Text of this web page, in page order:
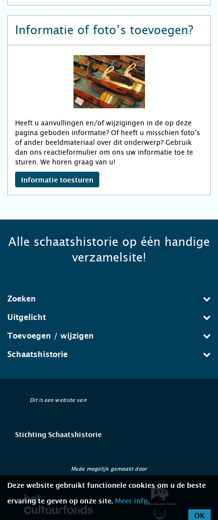
Informatie of foto’s toevoegen?
Heeft u aanvullingen en/of wijzigingen in de op deze
pagina geboden informatie? Of heeft u misschien foto’s
of ander beeldmateriaal over dit onderwerp? Gebruik
dan ons reactieformulier om ons uw informatie toe te
sturen. We horen graag van u!
Informatie toesturen
Alle schaatshistorie op één handige
verzamelsite!
Zoeken
Uitgelicht
Toevoegen / wijzigen
Schaatshistorie
Dit is een website van
Stichting Schaatshistorie
Mede mogelijk gemaakt door
Deze website gebruikt functionele cookies om u de beste
ervaring te geven op onze site. Meer info.
OK